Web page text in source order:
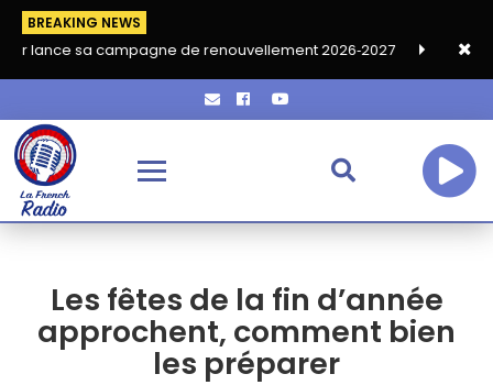
BREAKING NEWS
campagne de renouvellement 2026‑2027 Grand café de
Les fêtes de la fin d’année
approchent, comment bien
les préparer